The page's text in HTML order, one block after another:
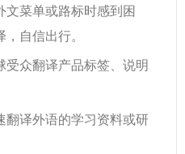
文菜单或路标时感到困
自信出行。
受众翻译产品标签、说明
翻译外语的学习资料或研